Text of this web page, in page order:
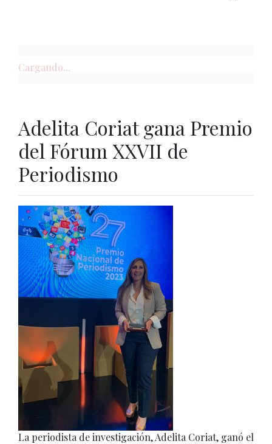
Cargando...
Adelita Coriat gana Premio
del Fórum XXVII de
Periodismo
La periodista de investigación, Adelita Coriat, ganó el